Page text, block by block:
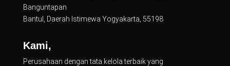
Banguntapan
Bantul, Daerah Istimewa Yogyakarta, 55198
Kami,
Perusahaan dengan tata kelola terbaik yang